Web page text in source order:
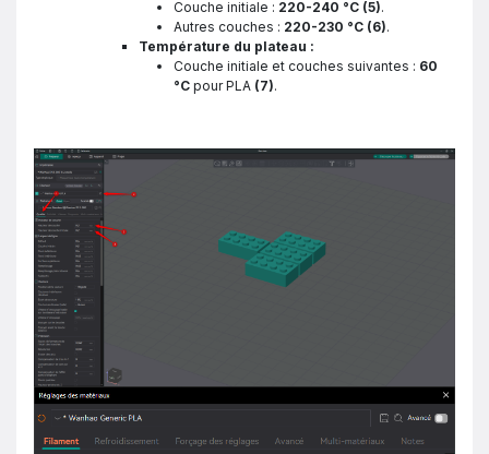
Couche initiale : 220-240 °C (5).
Autres couches : 220-230 °C (6).
Température du plateau :
Couche initiale et couches suivantes : 60
°C pour PLA (7).